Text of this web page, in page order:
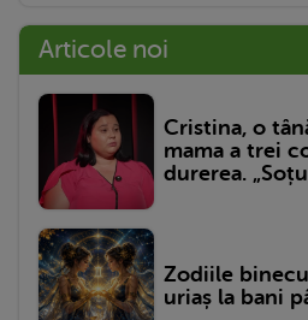
Articole noi
Cristina, o
mama a trei
durerea.
Zodiile
uriaș la bani